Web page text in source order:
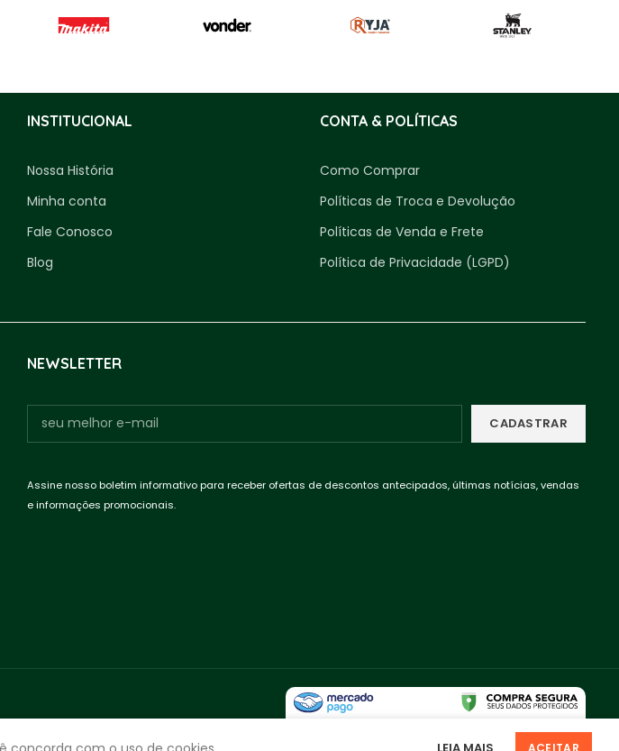
INSTITUCIONAL
Nossa História
Minha conta
Fale Conosco
Blog
CONTA & POLÍTICAS
Como Comprar
Políticas de Troca e Devolução
Políticas de Venda e Frete
Política de Privacidade (LGPD)
NEWSLETTER
Assine nosso boletim informativo para receber ofertas de descontos antecipados, últimas notícias, vendas
e informações promocionais.
ACEITAR